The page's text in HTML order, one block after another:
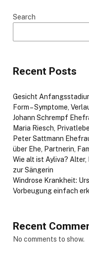
Search
Recent Posts
Gesicht
Form – Symptome,
Johann Schrempf
Maria Riesch,
Peter Sattmann
über Ehe, Partnerin,
Wie alt ist Ayliva?
zur Sängerin
Windrose Krankheit:
Vorbeugung einfach
Recent
No comments to show.